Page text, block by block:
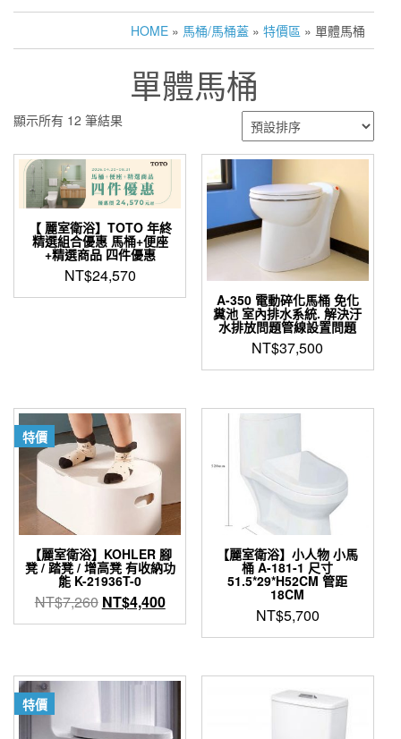
HOME » 馬桶/馬桶蓋 » 特價區 » 單體馬桶
單體馬桶
顯示所有 12 筆結果
【 麗室衛浴】TOTO 年終
精選組合優惠 馬桶+便座
+精選商品 四件優惠
NT$24,570
A-350 電動碎化馬桶 免化
糞池 室內排水系統. 解決汙
水排放問題管線設置問題
NT$37,500
特價
【麗室衛浴】KOHLER 腳
凳 / 踏凳 / 增高凳 有收納功
能 K-21936T-0
NT$7,260 原
始
NT$7,260。
NT$4,400目
前
NT$4,400。
【麗室衛浴】小人物 小馬
桶 A-181-1 尺寸
51.5*29*H52CM 管距
18CM
NT$5,700
特價